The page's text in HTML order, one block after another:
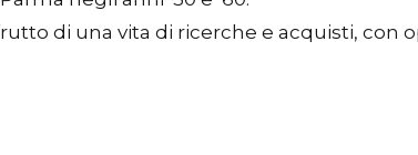
di una vita di ricerche e acquisti, con